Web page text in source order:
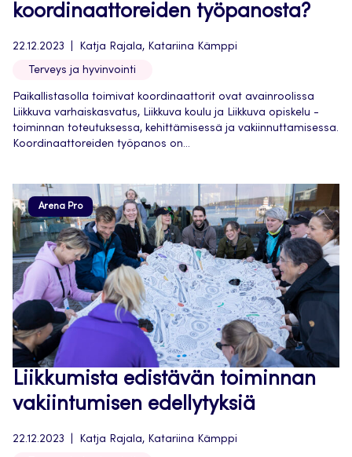
koordinaattoreiden työpanosta?
22.12.2023 Katja Rajala, Katariina Kämppi
Terveys ja hyvinvointi
Paikallistasolla toimivat koordinaattorit ovat avainroolissa
Liikkuva varhaiskasvatus, Liikkuva koulu ja Liikkuva opiskelu -
toiminnan toteutuksessa, kehittämisessä ja vakiinnuttamisessa.
Koordinaattoreiden työpanos on...
Arena Pro
Liikkumista edistävän toiminnan
vakiintumisen edellytyksiä
22.12.2023 Katja Rajala, Katariina Kämppi